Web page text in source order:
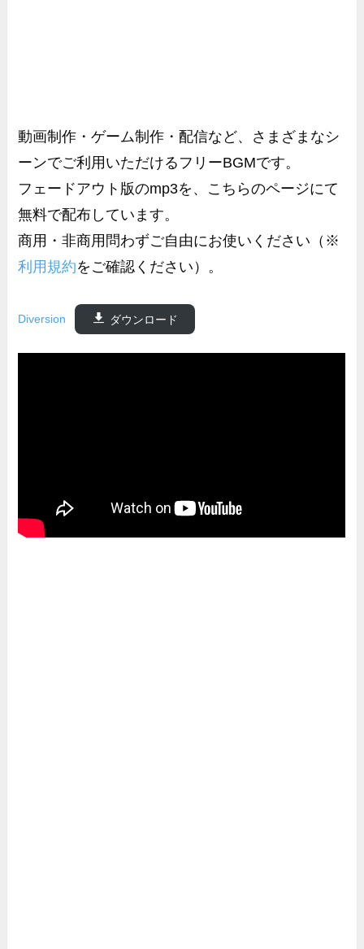
動画制作・ゲーム制作・配信など、さまざまなシ
ーンでご利用いただけるフリーBGMです。
フェードアウト版のmp3を、こちらのページにて
無料で配布しています。
商用・非商用問わずご自由にお使いください（※
利用規約をご確認ください）。
Diversion ダウンロード